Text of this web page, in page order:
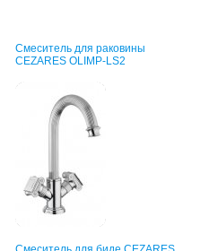
Смеситель для раковины
CEZARES OLIMP-LS2